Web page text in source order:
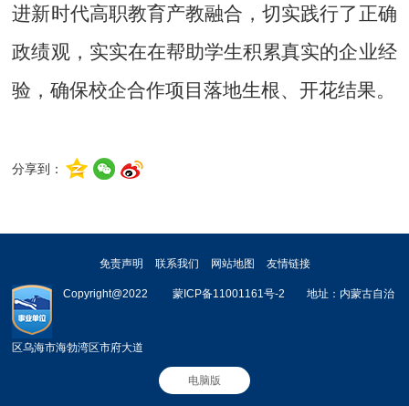
进新时代高职教育产教融合，切实践行了 正确
政绩观，实实在在帮助学生积累真实的企业经
验，确保校企合作项目落地生根、开花结果。
分享到：
免责声明 联系我们 网站地图 友情链接
Copyright@2022 蒙ICP备11001161号-2        地址：内蒙古自治
区乌海市海勃湾区市府大道
电脑版